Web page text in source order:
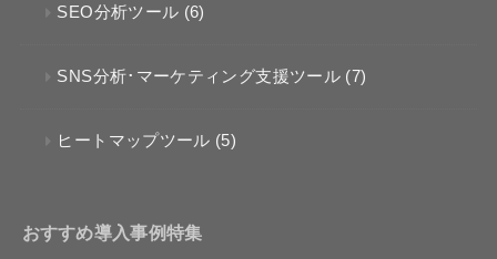
SEO分析ツール (6)
SNS分析･マーケティング支援ツール (7)
ヒートマップツール (5)
おすすめ導入事例特集